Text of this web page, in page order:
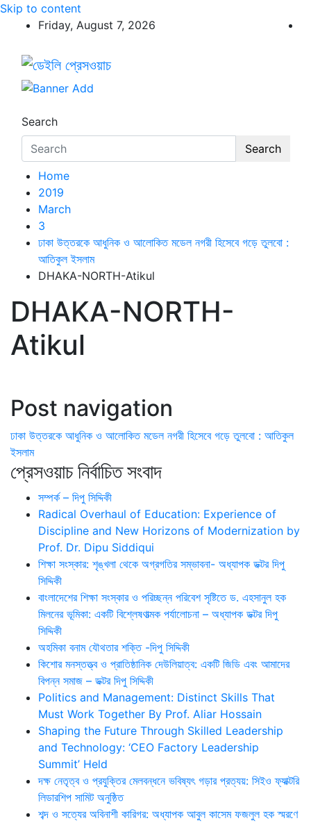
Skip to content
Friday, August 7, 2026
ডেইলি প্রেসওয়াচ
ডেইলি প্রেসওয়াচ মুক্তিযুদ্ধের চেতনায় উদ্বুদ্ধ মুখপত্র
Search
Search
Home
2019
March
3
ঢাকা উত্তরকে আধুনিক ও আলোকিত মডেল নগরী হিসেবে গড়ে তুলবো :
আতিকুল ইসলাম
DHAKA-NORTH-Atikul
DHAKA-NORTH-
Atikul
Post navigation
ঢাকা উত্তরকে আধুনিক ও আলোকিত মডেল নগরী হিসেবে গড়ে তুলবো : আতিকুল
ইসলাম
প্রেসওয়াচ নির্বাচিত সংবাদ
সম্পর্ক – দিপু সিদ্দিকী
Radical Overhaul of Education: Experience of
Discipline and New Horizons of Modernization by
Prof. Dr. Dipu Siddiqui
শিক্ষা সংস্কার: শৃঙ্খলা থেকে অগ্রগতির সম্ভাবনা- অধ্যাপক ডক্টর দিপু
সিদ্দিকী
বাংলাদেশের শিক্ষা সংস্কার ও পরিচ্ছন্ন পরিবেশ সৃষ্টিতে ড. এহসানুল হক
মিলনের ভূমিকা: একটি বিশ্লেষণাত্মক পর্যালোচনা – অধ্যাপক ডক্টর দিপু
সিদ্দিকী
অহমিকা বনাম যৌথতার শক্তি -দিপু সিদ্দিকী
কিশোর মনস্তত্ত্ব ও প্রাতিষ্ঠানিক দেউলিয়াত্ব: একটি জিডি এবং আমাদের
বিপন্ন সমাজ – ডক্টর দিপু সিদ্দিকী
Politics and Management: Distinct Skills That
Must Work Together By Prof. Aliar Hossain
Shaping the Future Through Skilled Leadership
and Technology: ‘CEO Factory Leadership
Summit’ Held
দক্ষ নেতৃত্ব ও প্রযুক্তির মেলবন্ধনে ভবিষ্যৎ গড়ার প্রত্যয়: সিইও ফ্যাক্টরি
লিডারশিপ সামিট অনুষ্ঠিত
শব্দ ও সত্যের অবিনাশী কারিগর: অধ্যাপক আবুল কাসেম ফজলুল হক স্মরণে